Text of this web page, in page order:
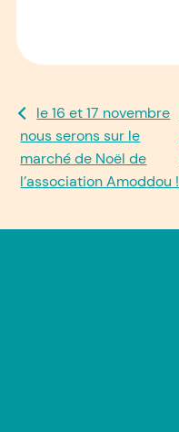
NAVIGATION
DE
L’ARTICLE
le 16 et 17 novembre
nous serons sur le
marché de Noël de
l’association Amoddou !